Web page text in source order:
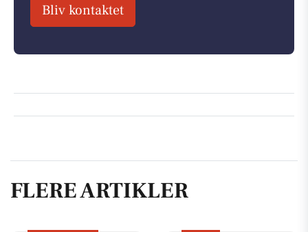
Bliv kontaktet
FLERE ARTIKLER